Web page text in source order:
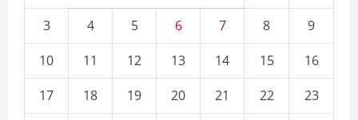
3
4 5 6 7 8
9
10
11 12 13 14 15
16
17
18 19 20 21 22
23